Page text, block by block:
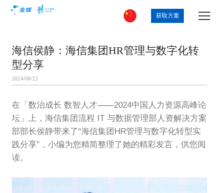
获取方案
海信侯静：海信集团HR管理与数字化转
型分享
2024/08/22
在「数治成长 数智人才——2024中国人力资源高峰论
坛」上，海信集团流程 IT 与数据管理部人资解决方案
部部长侯静带来了“海信集团HR管理与数字化转型实
践分享”，小编为您精简整理了她的精彩发言，供您阅
读。